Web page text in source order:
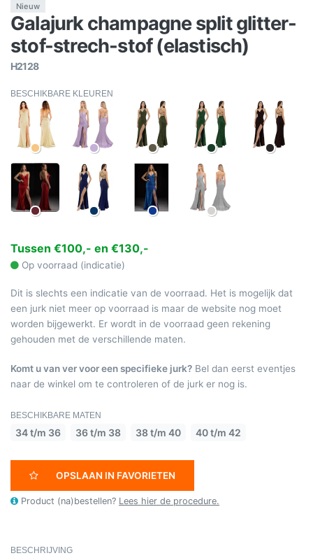
Nieuw
Galajurk champagne split glitter-
stof-strech-stof (elastisch)
H2128
BESCHIKBARE KLEUREN
Tussen €100,- en €130,-
Op voorraad (indicatie)
Dit is slechts een indicatie van de voorraad. Het is mogelijk dat
een jurk niet meer op voorraad is maar de website nog moet
worden bijgewerkt. Er wordt in de voorraad geen rekening
gehouden met de verschillende maten.
Komt u van ver voor een specifieke jurk? Bel dan eerst eventjes
naar de winkel om te controleren of de jurk er nog is.
BESCHIKBARE MATEN
34 t/m 36 36 t/m 38 38 t/m 40 40 t/m 42
OPSLAAN IN FAVORIETEN
Product (na)bestellen? Lees hier de procedure.
BESCHRIJVING